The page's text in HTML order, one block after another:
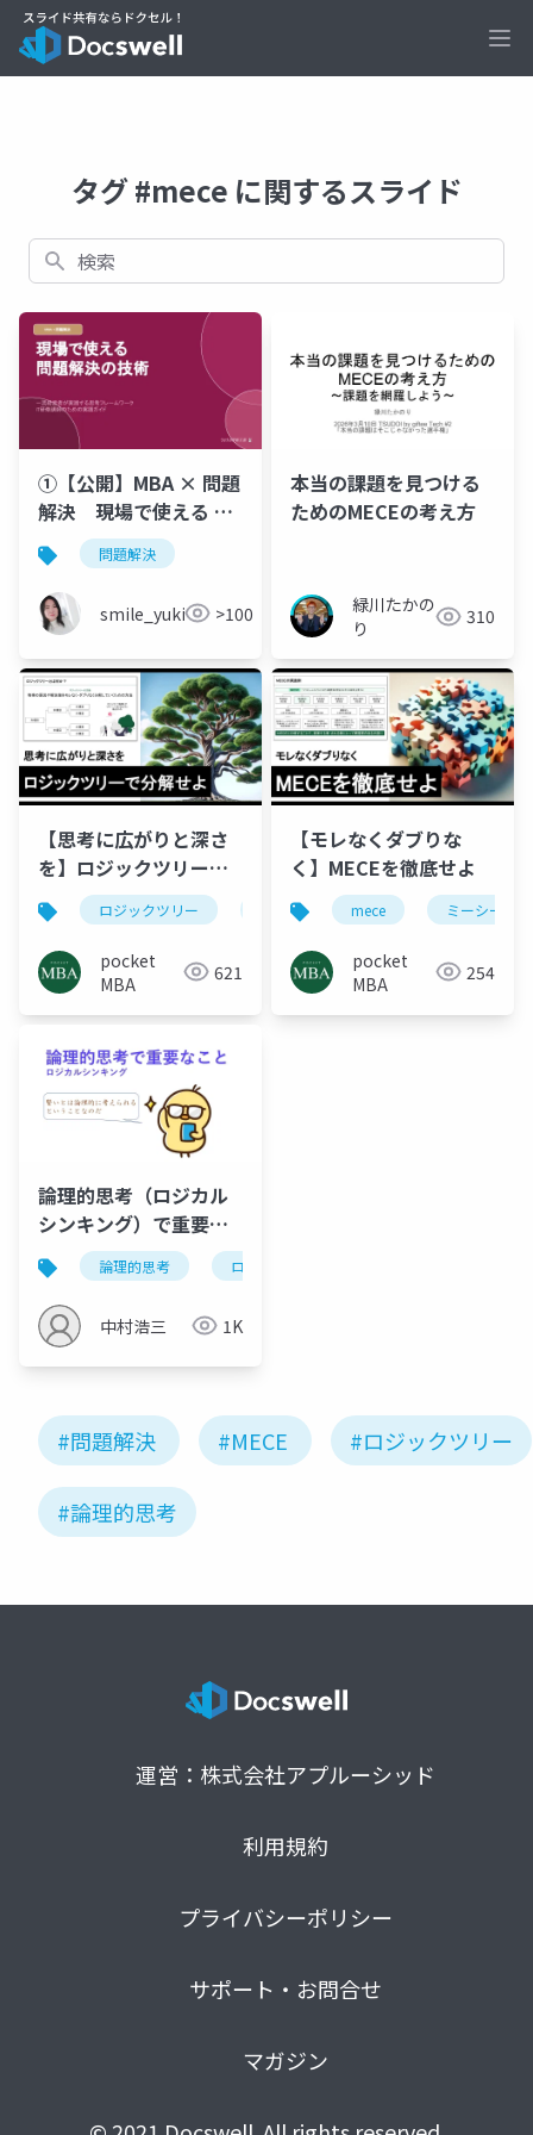
タグ #mece に関するスライド
検索
①【公開】MBA × 問題
解決 現場で使える 問
題解決の技術 一流経
営者が実践する思考フ
レームワーク IT研修講
師のための実践ガイド
_20260625.pptx
問題解決
smile_yukiko_it>100
本当の課題を見つける
ためのMECEの考え方
緑川たかの
り
310
【思考に広がりと深さ
を】ロジックツリーで
分解せよロジックツリー ピラミッドストラクチャー mece
pocket
MBA
621
【モレなくダブりな
く】MECEを徹底せよ
mece ミーシー
pocket
MBA
254
論理的思考（ロジカル
シンキング）で重要な
こと
論理的思考 ロジカルシンキング
中村浩三 1K
#問題解決 #MECE #ロジックツリー
#論理的思考
運営：株式会社アプルーシッド
利用規約
プライバシーポリシー
サポート・お問合せ
マガジン